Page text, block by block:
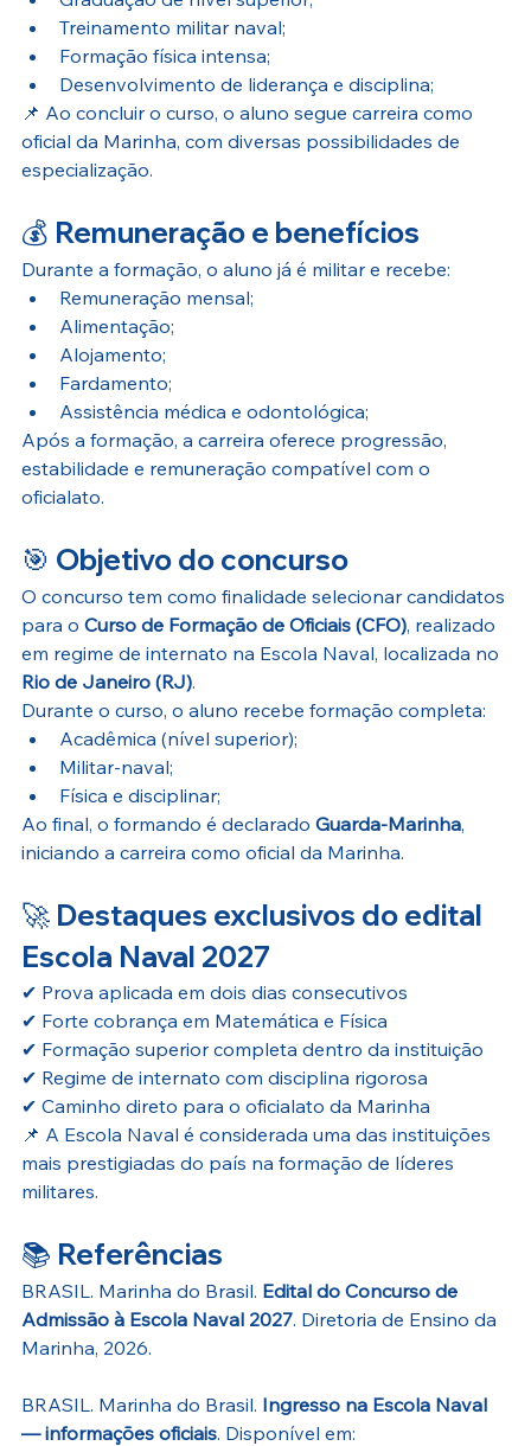
Treinamento militar naval;
Formação física intensa;
Desenvolvimento de liderança e disciplina;
📌 Ao concluir o curso, o aluno segue carreira como
oficial da Marinha, com diversas possibilidades de
especialização.
💰 Remuneração e benefícios
Durante a formação, o aluno já é militar e recebe:
Remuneração mensal;
Alimentação;
Alojamento;
Fardamento;
Assistência médica e odontológica;
Após a formação, a carreira oferece progressão,
estabilidade e remuneração compatível com o
oficialato.
🎯 Objetivo do concurso
O concurso tem como finalidade selecionar candidatos
para o Curso de Formação de Oficiais (CFO), realizado
em regime de internato na Escola Naval, localizada no
Rio de Janeiro (RJ).
Durante o curso, o aluno recebe formação completa:
Acadêmica (nível superior);
Militar-naval;
Física e disciplinar;
Ao final, o formando é declarado Guarda-Marinha,
iniciando a carreira como oficial da Marinha.
🚀 Destaques exclusivos do edital
Escola Naval 2027
✔ Prova aplicada em dois dias consecutivos
✔ Forte cobrança em Matemática e Física
✔ Formação superior completa dentro da instituição
✔ Regime de internato com disciplina rigorosa
✔ Caminho direto para o oficialato da Marinha
📌 A Escola Naval é considerada uma das instituições
mais prestigiadas do país na formação de líderes
militares.
📚 Referências
BRASIL. Marinha do Brasil. Edital do Concurso de
Admissão à Escola Naval 2027. Diretoria de Ensino da
Marinha, 2026.
BRASIL. Marinha do Brasil. Ingresso na Escola Naval
— informações oficiais. Disponível em: